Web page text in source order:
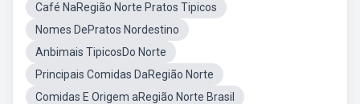
Café NaRegião Norte Pratos Tipicos
Nomes DePratos Nordestino
Anbimais TipicosDo Norte
Principais Comidas DaRegião Norte
Comidas E Origem aRegião Norte Brasil